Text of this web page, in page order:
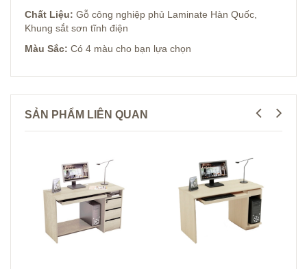
Chất Liệu: Gỗ công nghiệp phủ Laminate Hàn Quốc,
Khung sắt sơn tĩnh điện
Màu Sắc: Có 4 màu cho bạn lựa chọn
SẢN PHẨM LIÊN QUAN